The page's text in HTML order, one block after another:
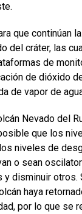
que continúan
del cráter, las
de
de dióxido
de vapor de
Nevado del
que los
niveles de
o sean
y disminuir otros.
haya
por lo que se